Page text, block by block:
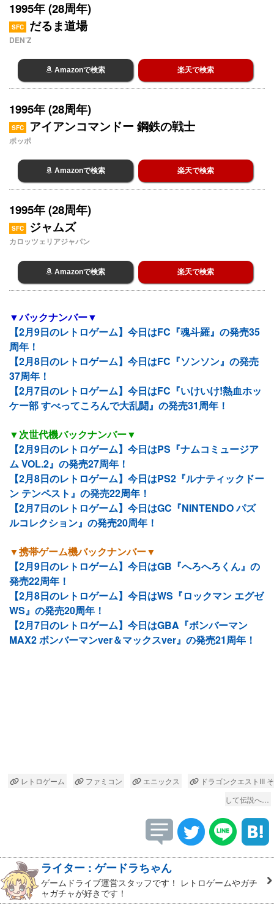
1995年 (28周年)
SFC だるま道場
DEN’Z
Amazonで検索 楽天で検索
1995年 (28周年)
SFC アイアンコマンドー 鋼鉄の戦士
ポッポ
Amazonで検索 楽天で検索
1995年 (28周年)
SFC ジャムズ
カロッツェリアジャパン
Amazonで検索 楽天で検索
▼バックナンバー▼
【2月9日のレトロゲーム】今日はFC『魂斗羅』の発売35
周年！
【2月8日のレトロゲーム】今日はFC『ソンソン』の発売
37周年！
【2月7日のレトロゲーム】今日はFC『いけいけ!熱血ホッ
ケー部 すべってころんで大乱闘』の発売31周年！
▼次世代機バックナンバー▼
【2月9日のレトロゲーム】今日はPS『ナムコミュージア
ム VOL.2』の発売27周年！
【2月8日のレトロゲーム】今日はPS2『ルナティックドー
ン テンペスト』の発売22周年！
【2月7日のレトロゲーム】今日はGC『NINTENDO パズ
ルコレクション』の発売20周年！
▼携帯ゲーム機バックナンバー▼
【2月9日のレトロゲーム】今日はGB『へろへろくん』の
発売22周年！
【2月8日のレトロゲーム】今日はWS『ロックマン エグゼ
WS』の発売20周年！
【2月7日のレトロゲーム】今日はGBA『ボンバーマン
MAX2 ボンバーマンver＆マックスver』の発売21周年！
レトロゲーム ファミコン エニックス
ドラゴンクエストIII そ
して伝説へ…
ライター : ゲードラちゃん
ゲームドライブ運営スタッフです！ レトロゲームやガチ
ャガチャが好きです！